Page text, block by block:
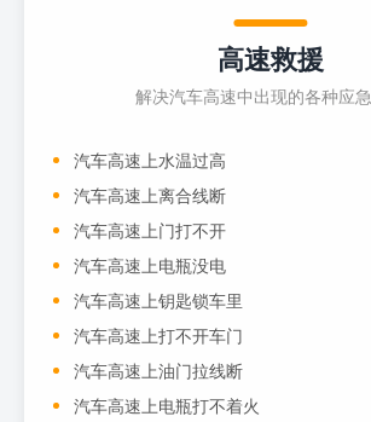
高速救援
解决汽车高速中出现的各种应
汽车高速上水温过高
汽车高速上离合线断
汽车高速上门打不开
汽车高速上电瓶没电
汽车高速上钥匙锁车里
汽车高速上打不开车门
汽车高速上油门拉线断
汽车高速上电瓶打不着火